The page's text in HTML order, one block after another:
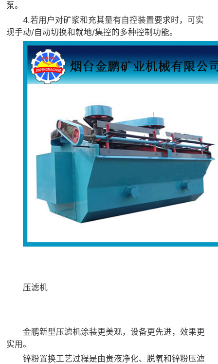
泵。
4.若用户对矿浆和充其量有自控装置要求时，可实
现手动/自动切换和就地/集控的多种控制功能。
压滤机
金鹏新型压滤机涂装更美观，设备更先进，效果更
实用。
锌粉置换工艺过程是由贵液净化、脱氧和锌粉压滤